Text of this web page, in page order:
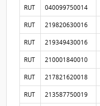
RUT 040099750014
RUT 219820630016
RUT 219349430016
RUT 210001840010
RUT 217821620018
RUT 213587750019